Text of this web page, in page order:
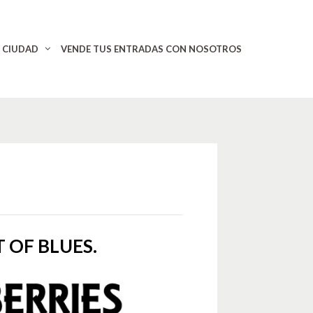
CIUDAD VENDE TUS ENTRADAS CON NOSOTROS
OF BLUES.